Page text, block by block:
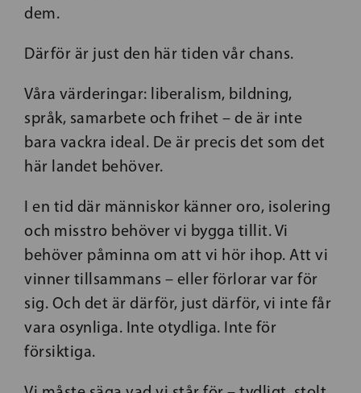
dem.
Därför är just den här tiden vår chans.
Våra värderingar: liberalism, bildning,
språk, samarbete och frihet – de är inte
bara vackra ideal. De är precis det som det
här landet behöver.
I en tid där människor känner oro, isolering
och misstro behöver vi bygga tillit. Vi
behöver påminna om att vi hör ihop. Att vi
vinner tillsammans – eller förlorar var för
sig. Och det är därför, just därför, vi inte får
vara osynliga. Inte otydliga. Inte för
försiktiga.